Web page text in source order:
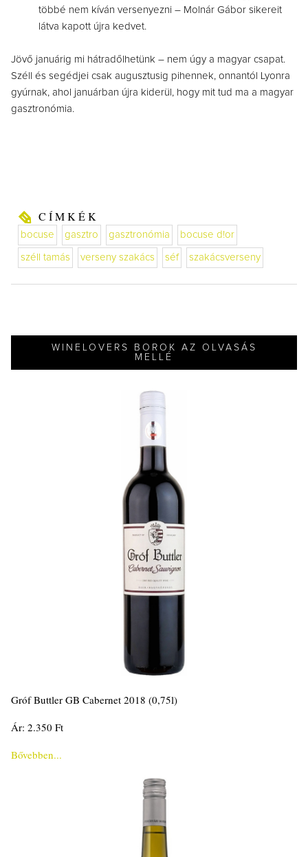
többé nem kíván versenyezni – Molnár Gábor sikereit
látva kapott újra kedvet.
Jövő januárig mi hátradőlhetünk – nem úgy a magyar csapat.
Széll és segédjei csak augusztusig pihennek, onnantól Lyonra
gyúrnak, ahol januárban újra kiderül, hogy mit tud ma a magyar
gasztronómia.
CÍMKÉK
bocuse gasztro gasztronómia bocuse d!or
széll tamás verseny szakács séf szakácsverseny
WINELOVERS BOROK AZ OLVASÁS
MELLÉ
Gróf Buttler GB Cabernet 2018 (0,75l)
Ár: 2.350 Ft
Bővebben...